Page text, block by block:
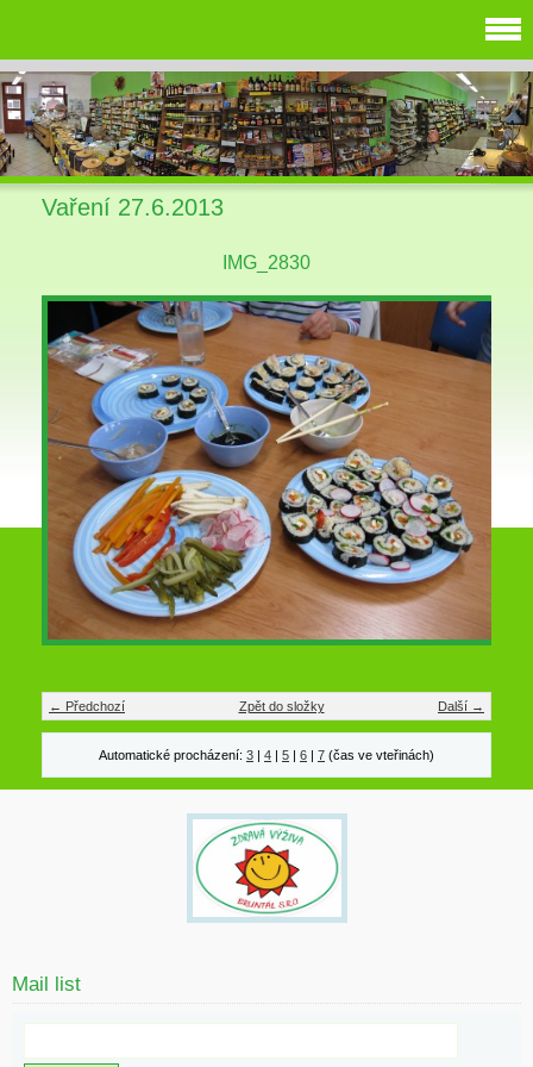
Vaření 27.6.2013
IMG_2830
← Předchozí Další →
Zpět do složky
Automatické procházení: 3 | 4 | 5 | 6 | 7 (čas ve vteřinách)
Mail list